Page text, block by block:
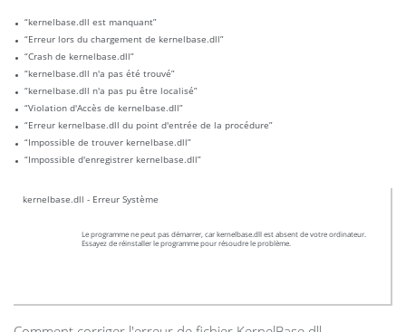
“kernelbase.dll est manquant”
“Erreur lors du chargement de kernelbase.dll”
“Crash de kernelbase.dll”
“kernelbase.dll n'a pas été trouvé”
“kernelbase.dll n'a pas pu être localisé”
“Violation d'Accès de kernelbase.dll”
“Erreur kernelbase.dll du point d'entrée de la procédure”
“Impossible de trouver kernelbase.dll”
“Impossible d'enregistrer kernelbase.dll”
kernelbase.dll - Erreur Système
Le programme ne peut pas démarrer, car kernelbase.dll est absent de votre ordinateur.
Essayez de réinstaller le programme pour résoudre le problème.